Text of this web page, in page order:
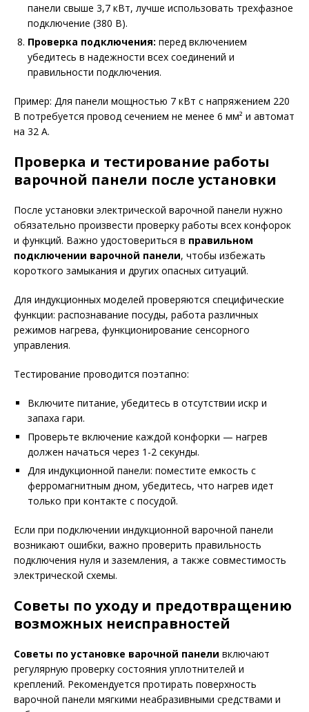
панели свыше 3,7 кВт, лучше использовать трехфазное
подключение (380 В).
Проверка подключения: перед включением
убедитесь в надежности всех соединений и
правильности подключения.
Пример: Для панели мощностью 7 кВт с напряжением 220
В потребуется провод сечением не менее 6 мм² и автомат
на 32 А.
Проверка и тестирование работы
варочной панели после установки
После установки электрической варочной панели нужно
обязательно произвести проверку работы всех конфорок
и функций. Важно удостовериться в правильном
подключении варочной панели, чтобы избежать
короткого замыкания и других опасных ситуаций.
Для индукционных моделей проверяются специфические
функции: распознавание посуды, работа различных
режимов нагрева, функционирование сенсорного
управления.
Тестирование проводится поэтапно:
Включите питание, убедитесь в отсутствии искр и
запаха гари.
Проверьте включение каждой конфорки — нагрев
должен начаться через 1-2 секунды.
Для индукционной панели: поместите емкость с
ферромагнитным дном, убедитесь, что нагрев идет
только при контакте с посудой.
Если при подключении индукционной варочной панели
возникают ошибки, важно проверить правильность
подключения нуля и заземления, а также совместимость
электрической схемы.
Советы по уходу и предотвращению
возможных неисправностей
Советы по установке варочной панели включают
регулярную проверку состояния уплотнителей и
креплений. Рекомендуется протирать поверхность
варочной панели мягкими неабразивными средствами и